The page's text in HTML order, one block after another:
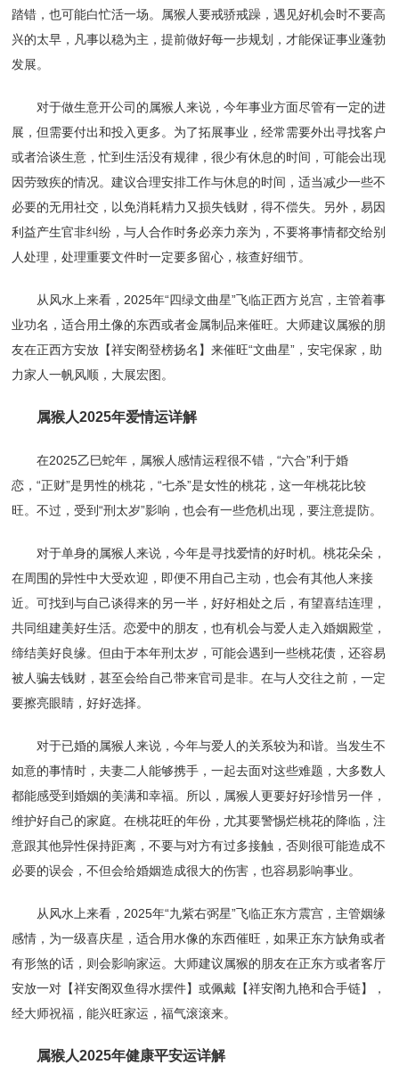
踏错，也可能白忙活一场。属猴人要戒骄戒躁，遇见好机会时不要高
兴的太早，凡事以稳为主，提前做好每一步规划，才能保证事业蓬勃
发展。
对于做生意开公司的属猴人来说，今年事业方面尽管有一定的进
展，但需要付出和投入更多。为了拓展事业，经常需要外出寻找客户
或者洽谈生意，忙到生活没有规律，很少有休息的时间，可能会出现
因劳致疾的情况。建议合理安排工作与休息的时间，适当减少一些不
必要的无用社交，以免消耗精力又损失钱财，得不偿失。另外，易因
利益产生官非纠纷，与人合作时务必亲力亲为，不要将事情都交给别
人处理，处理重要文件时一定要多留心，核查好细节。
从风水上来看，2025年“四绿文曲星”飞临正西方兑宫，主管着事
业功名，适合用土像的东西或者金属制品来催旺。大师建议属猴的朋
友在正西方安放【祥安阁登榜扬名】来催旺“文曲星”，安宅保家，助
力家人一帆风顺，大展宏图。
属猴人2025年爱情运详解
在2025乙巳蛇年，属猴人感情运程很不错，“六合”利于婚
恋，“正财”是男性的桃花，“七杀”是女性的桃花，这一年桃花比较
旺。不过，受到“刑太岁”影响，也会有一些危机出现，要注意提防。
对于单身的属猴人来说，今年是寻找爱情的好时机。桃花朵朵，
在周围的异性中大受欢迎，即便不用自己主动，也会有其他人来接
近。可找到与自己谈得来的另一半，好好相处之后，有望喜结连理，
共同组建美好生活。恋爱中的朋友，也有机会与爱人走入婚姻殿堂，
缔结美好良缘。但由于本年刑太岁，可能会遇到一些桃花债，还容易
被人骗去钱财，甚至会给自己带来官司是非。在与人交往之前，一定
要擦亮眼睛，好好选择。
对于已婚的属猴人来说，今年与爱人的关系较为和谐。当发生不
如意的事情时，夫妻二人能够携手，一起去面对这些难题，大多数人
都能感受到婚姻的美满和幸福。所以，属猴人更要好好珍惜另一伴，
维护好自己的家庭。在桃花旺的年份，尤其要警惕烂桃花的降临，注
意跟其他异性保持距离，不要与对方有过多接触，否则很可能造成不
必要的误会，不但会给婚姻造成很大的伤害，也容易影响事业。
从风水上来看，2025年“九紫右弼星”飞临正东方震宫，主管姻缘
感情，为一级喜庆星，适合用水像的东西催旺，如果正东方缺角或者
有形煞的话，则会影响家运。大师建议属猴的朋友在正东方或者客厅
安放一对【祥安阁双鱼得水摆件】或佩戴【祥安阁九艳和合手链】，
经大师祝福，能兴旺家运，福气滚滚来。
属猴人2025年健康平安运详解